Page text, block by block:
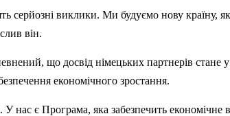
серйозні виклики. Ми будуємо нову країну,
він.
що досвід німецьких партнерів стане
економічного зростання.
нас є Програма, яка забезпечить економічне